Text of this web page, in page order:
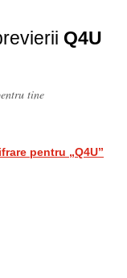
Q4U
tine
pentru „Q4U”